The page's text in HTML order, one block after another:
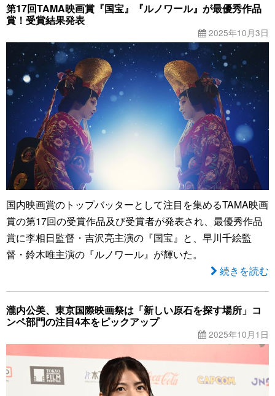
第17回TAMA映画賞『国宝』『ルノワール』が最優秀作品
賞！受賞結果発表
2025年10月3日
国内映画賞のトップバッターとして注目を集めるTAMA映画
賞の第17回の受賞作品及び受賞者が発表され、最優秀作品
賞に李相日監督・吉沢亮主演の『国宝』と、早川千絵監
督・鈴木唯主演の『ルノワール』が輝いた。
続きを読む
瀧内公美、東京国際映画祭は「新しい原石を探す場所」コ
ンペ部門の注目4本をピックアップ
2025年10月1日